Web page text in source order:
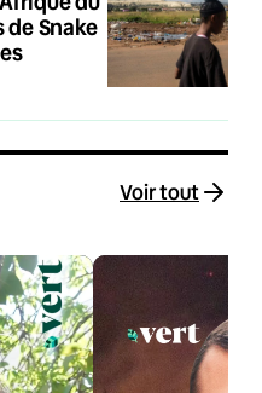
de Snake
Voir tout